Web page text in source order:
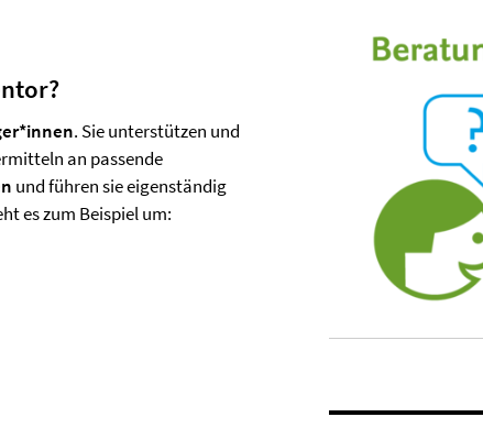
. Sie unterstützen und
an passende
und führen sie eigenständig
es zum Beispiel um: